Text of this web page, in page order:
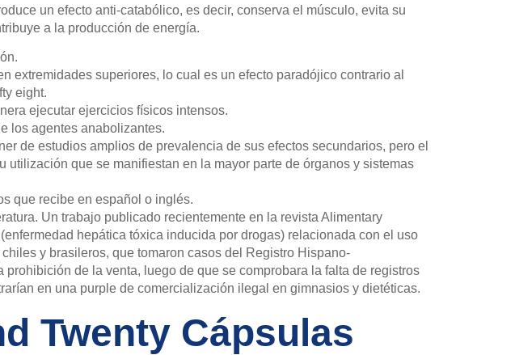
un efecto anti-catabólico, es decir, conserva el músculo, evita su
a la producción de energía.
extremidades superiores, lo cual es un efecto paradójico contrario al
eight.
ejecutar ejercicios físicos intensos.
los agentes anabolizantes.
de estudios amplios de prevalencia de sus efectos secundarios, pero el
que se manifiestan en la mayor parte de órganos y sistemas
que recibe en español o inglés.
Un trabajo publicado recientemente en la revista Alimentary
hepática tóxica inducida por drogas) relacionada con el uso
y brasileros, que tomaron casos del Registro Hispano-
de la venta, luego de que se comprobara la falta de registros
en una purple de comercialización ilegal en gimnasios y dietéticas.
Twenty Cápsulas